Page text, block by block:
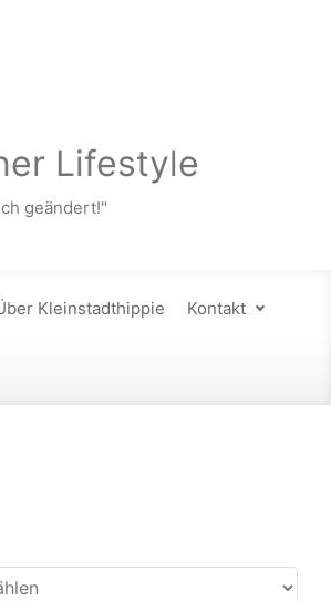
Lifestyle
geändert!"
Kleinstadthippie Kontakt